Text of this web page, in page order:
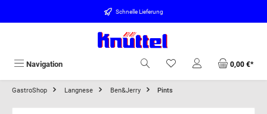
Schnelle Lieferung
Navigation 0,00 €*
GastroShop Langnese Ben&Jerry Pints